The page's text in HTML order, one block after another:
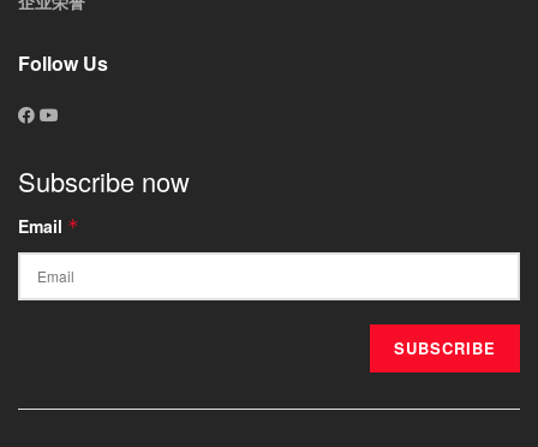
Follow Us
Subscribe now
Email *